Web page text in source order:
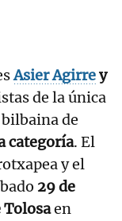
Asier Agirrey
de la única
de
categoría. El
y el
29 de
en